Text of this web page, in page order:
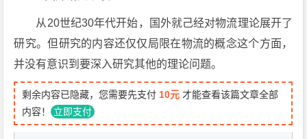
从20世纪30年代开始，国外就己经对物流理论展开了
研究。但研究的内容还仅仅局限在物流的概念这个方面，
并没有意识到要深入研究其他的理论问题。
剩余内容已隐藏，您需要先支付 10元 才能查看该篇文章全部
内容！ 立即支付